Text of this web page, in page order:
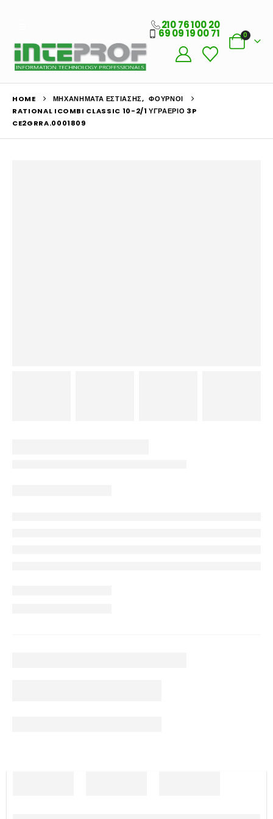
210 76 100 20
69 09 19 00 71 0
HOME ΜΗΧΑΝΉΜΑΤΑ ΕΣΤΊΑΣΗΣ, ΦΟΎΡΝΟΙ
RATIONAL ICOMBI CLASSIC 10-2/1 ΥΓΡΑΈΡΙΟ 3P
CE2GRRA.0001809